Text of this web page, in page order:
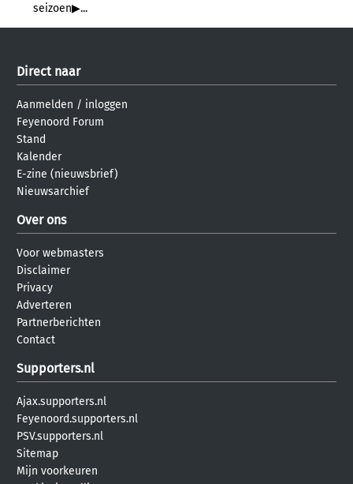
seizoen▶...
Direct naar
Aanmelden / inloggen
Feyenoord Forum
Stand
Kalender
E-zine (nieuwsbrief)
Nieuwsarchief
Over ons
Voor webmasters
Disclaimer
Privacy
Adverteren
Partnerberichten
Contact
Supporters.nl
Ajax.supporters.nl
Feyenoord.supporters.nl
PSV.supporters.nl
Sitemap
Mijn voorkeuren